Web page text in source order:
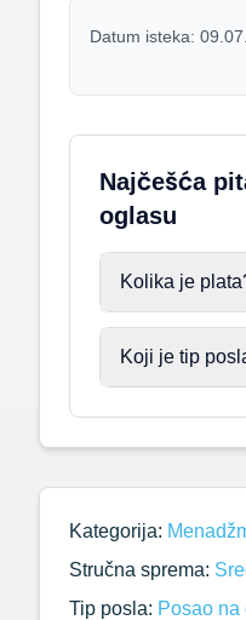
Datum isteka:
Najčešća
oglasu
Kolika je
Koji je tip
Kategorija:
Stručna sprema:
Tip posla: Posao